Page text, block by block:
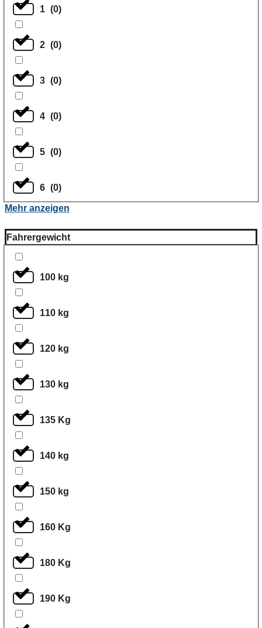
1 (0)
2 (0)
3 (0)
4 (0)
5 (0)
6 (0)
Mehr anzeigen
Fahrergewicht
100 kg
110 kg
120 kg
130 kg
135 Kg
140 kg
150 kg
160 Kg
180 Kg
190 Kg